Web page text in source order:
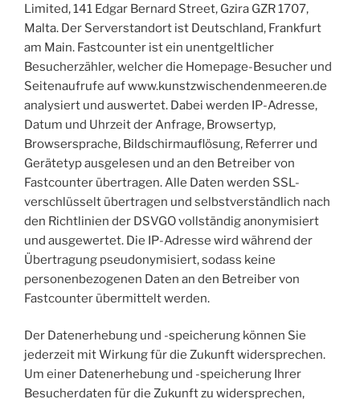
Limited, 141 Edgar Bernard Street, Gzira GZR 1707,
Malta. Der Serverstandort ist Deutschland, Frankfurt
am Main. Fastcounter ist ein unentgeltlicher
Besucherzähler, welcher die Homepage-Besucher und
Seitenaufrufe auf www.kunstzwischendenmeeren.de
analysiert und auswertet. Dabei werden IP-Adresse,
Datum und Uhrzeit der Anfrage, Browsertyp,
Browsersprache, Bildschirmauflösung, Referrer und
Gerätetyp ausgelesen und an den Betreiber von
Fastcounter übertragen. Alle Daten werden SSL-
verschlüsselt übertragen und selbstverständlich nach
den Richtlinien der DSVGO vollständig anonymisiert
und ausgewertet. Die IP-Adresse wird während der
Übertragung pseudonymisiert, sodass keine
personenbezogenen Daten an den Betreiber von
Fastcounter übermittelt werden.
Der Datenerhebung und -speicherung können Sie
jederzeit mit Wirkung für die Zukunft widersprechen.
Um einer Datenerhebung und -speicherung Ihrer
Besucherdaten für die Zukunft zu widersprechen,